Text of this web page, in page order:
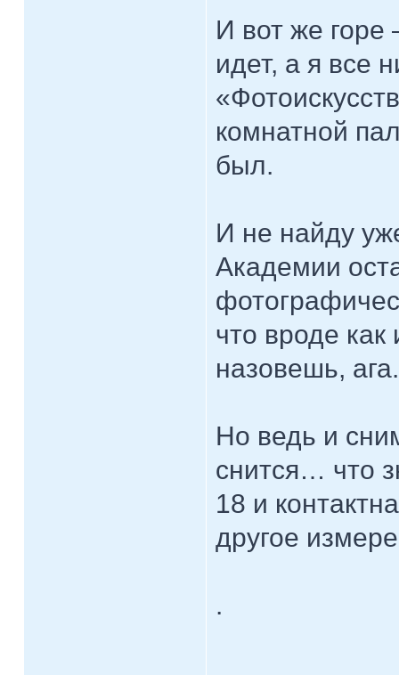
И вот же горе
идет, а я все
комнатной
был.
И не найду
Академии
что вроде как
назовешь, ага.
Но ведь и
снится… что
18 и
другое
.